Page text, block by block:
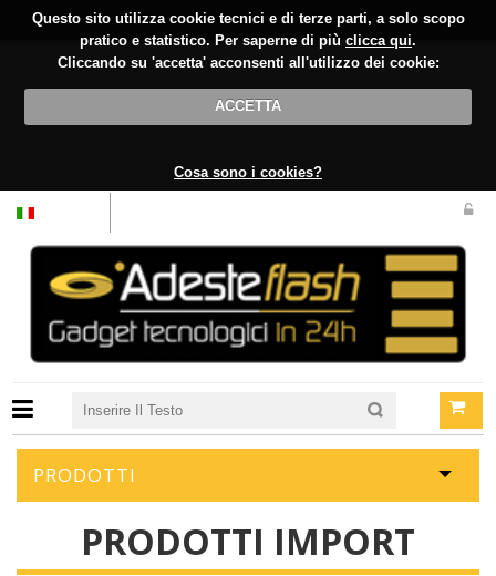
Questo sito utilizza cookie tecnici e di terze parti, a solo scopo
pratico e statistico. Per saperne di più clicca qui.
Cliccando su 'accetta' acconsenti all'utilizzo dei cookie:
ACCETTA
Cosa sono i cookies?
PRODOTTI
CHIAVI USB
PRODOTTI IMPORT